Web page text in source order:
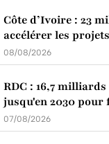
Côte d’Ivoire : 23
accélérer les
08/08/2026
RDC : 16,7
jusqu'en 2030 pour
07/08/2026